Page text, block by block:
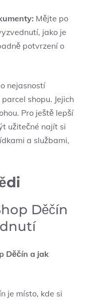
Mějte po
jako je
potvrzení o
nejasností
shopu. Jejich
Pro ještě lepší
užitečné najít si
a službami,
Děčín
Děčín a jak
je místo, kde si